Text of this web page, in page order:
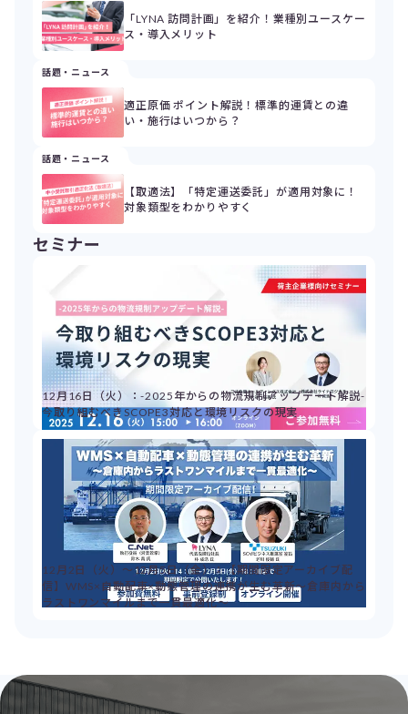
「LYNA 訪問計画」を紹介！業種別ユースケー
ス・導入メリット
話題・ニュース
適正原価 ポイント解説！標準的運賃との違
い・施行はいつから？
話題・ニュース
【取適法】「特定運送委託」が適用対象に！
対象類型をわかりやすく
セミナー
12月16日（火）：-2025年からの物流規制アップデート解説-
今取り組むべきSCOPE3対応と環境リスクの現実
12月2日（火）～12月5日（金）：【期間限定アーカイブ配
信】WMS×自動配車×動態管理の連携が生む革新～倉庫内から
ラストワンマイルまで一貫最適化～